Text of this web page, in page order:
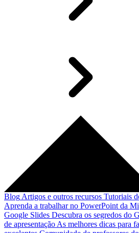
Blog Artigos e outros recursos Tutoriais
Aprenda a trabalhar no PowerPoint da
Google Slides Descubra os segredos do
de apresentação As melhores dicas para